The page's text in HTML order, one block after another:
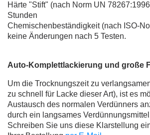
Härte "Stift" (nach Norm UN
Stunden
Chemischenbeständigkeit (nach ISO-
keine Änderungen nach 5 Testen.
Auto-Komplettlackierung und große
Um die Trocknungszeit zu
zu schnell für Lacke dieser Art), ist es
Austausch des normalen Verdünners
durch ein langsames
Schreiben Sie uns diese Klarstellung